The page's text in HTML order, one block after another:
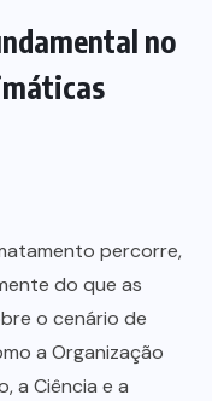
no
percorre,
do que as
o cenário de
a Organização
a Ciência e a